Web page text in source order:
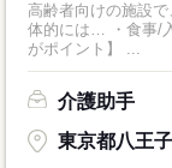
高齢者向けの施設で
体的には… ・食事/入
がポイント】 ...
介護助手
東京都八王